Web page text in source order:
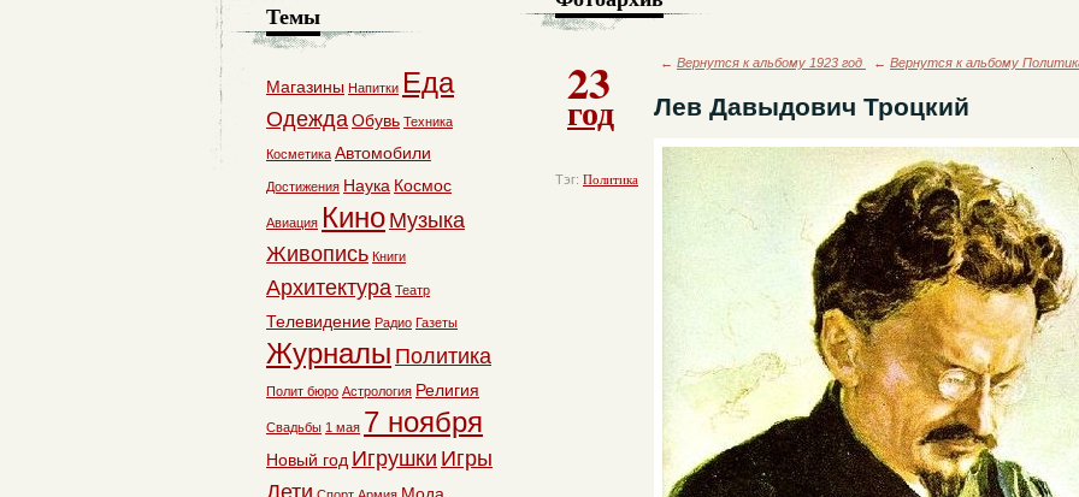
23
год
Тэг: Политика
← Вернутся к альбому 1923 год ← Вернутся к альбому
Лев Давыдович Троцкий
Темы
Магазины Напитки Еда
ОдеждаОбувь Техника
Косметика Автомобили
Достижения Наука Космос
Авиация Кино Музыка
Живопись Книги
Архитектура Театр
Телевидение Радио Газеты
Журналы Политика
Полит бюро Астрология Религия
Свадьбы 1 мая 7 ноября
Новый год Игрушки Игры
Дети